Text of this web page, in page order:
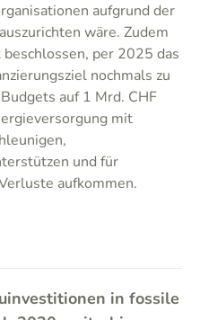
aufgrund der
wäre. Zudem
per 2025 das
nochmals zu
auf 1 Mrd. CHF
mit
und für
aufkommen.
in fossile